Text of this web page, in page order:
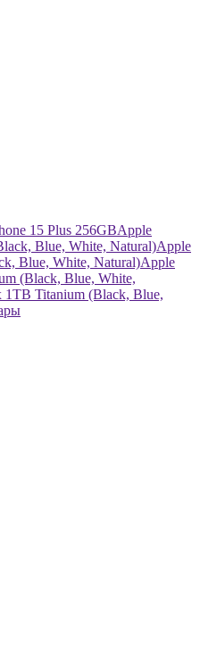
15 Plus 256GBApple
Blue, White, Natural)Apple
Blue, White, Natural)Apple
(Black, Blue, White,
1TB Titanium (Black, Blue,